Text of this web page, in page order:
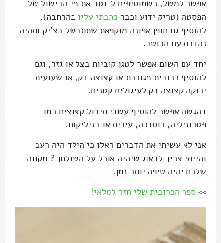
אפשר למשל, כשמוסיפים לרוטב את מי הבישול של
הפסטה (טריק ידוע וכבר כתבתי עליו בהרחבה),
להוסיף גם חופן אפונה מוקפאת שתתבשל בצ'יק ותהיה
נהדרת עם הרוטב.
יחד עם השום אפשר לטגן קוביות בצל או גזר, וגם
להוסיף כרובית מגוררת או קצוצה דק, או שעועית
ירוקה קצוצה דק לעיגולים קטנים.
בהגשה אפשר להוסיף עשבי תיבול קצוצים כמו
פטרוזיליה, כוסברה, עירית או בזיליקום.
אני לא עשיתי את הדברים האלו כי הילד היה רעב
והייתי צריך לדאוג שיהיה אוכל על השולחן ? מקווה
שלכם יהיה טיפה יותר זמן.
>> ספר הכרובית שלי חזר למלאי!